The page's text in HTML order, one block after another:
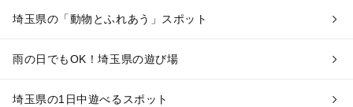
埼玉県の「動物とふれあう」スポット
雨の日でもOK！埼玉県の遊び場
埼玉県の1日中遊べるスポット